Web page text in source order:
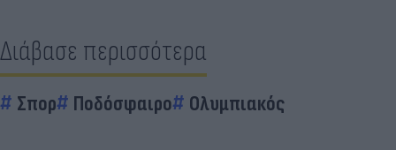
Διάβασε περισσότερα
Σπορ Ποδόσφαιρο Ολυμπιακός